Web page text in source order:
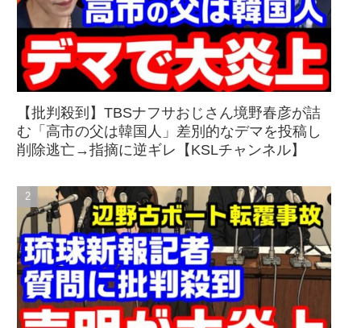
【批判殺到】TBSナフサおじさん境野春彦が詰
む「高市の父は韓国人」差別的なデマを投稿し
削除逃亡→指摘に逆ギレ【KSLチャンネル】